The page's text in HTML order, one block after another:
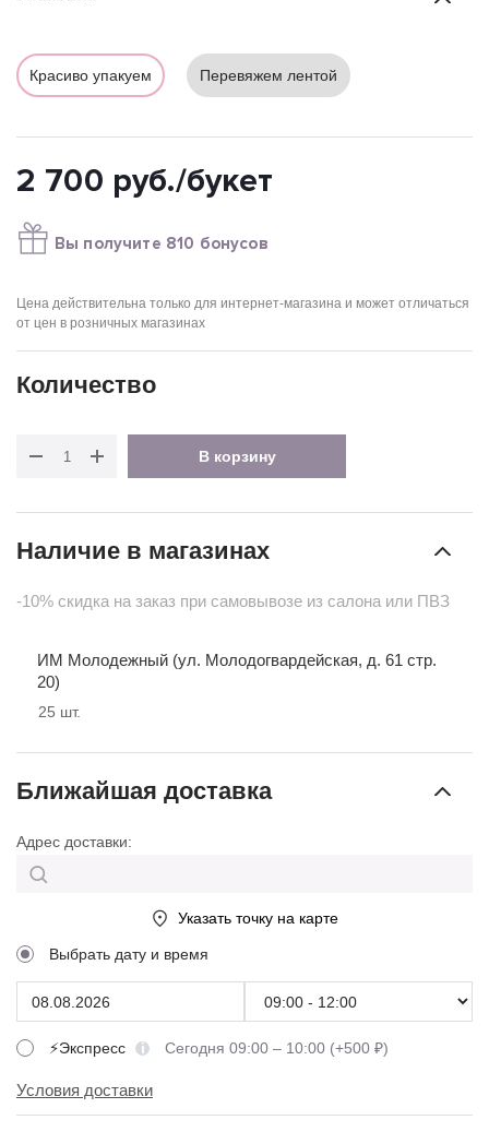
Красиво упакуем Перевяжем лентой
2 700 руб./букет
Вы получите 810 бонусов
Цена действительна только для интернет-магазина и может отличаться
от цен в розничных магазинах
Количество
В корзину
Наличие в магазинах
-10% скидка на заказ при самовывозе из салона или ПВЗ
ИМ Молодежный (ул. Молодогвардейская, д. 61 стр.
20)
25 шт.
Ближайшая доставка
Адрес доставки:
Указать точку на карте
Выбрать дату и время
⚡Экспресс Сегодня 09:00 – 10:00 (+500 ₽)
Условия доставки